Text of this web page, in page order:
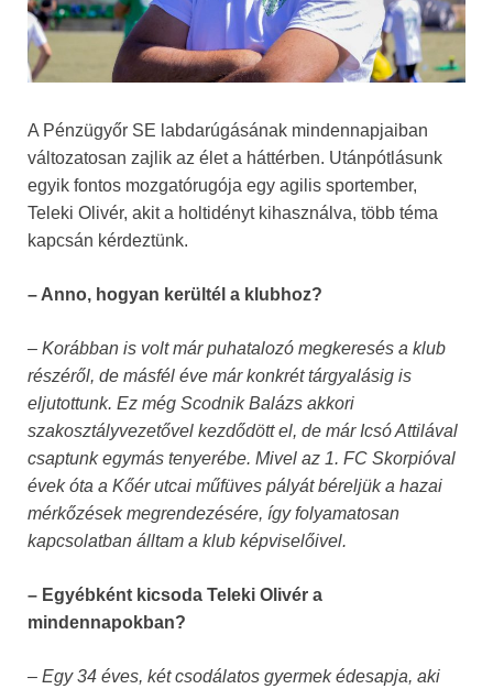
A Pénzügyőr SE labdarúgásának mindennapjaiban
változatosan zajlik az élet a háttérben. Utánpótlásunk
egyik fontos mozgatórugója egy agilis sportember,
Teleki Olivér, akit a holtidényt kihasználva, több téma
kapcsán kérdeztünk.
– Anno, hogyan kerültél a klubhoz?
– Korábban is volt már puhatalozó megkeresés a klub
részéről, de másfél éve már konkrét tárgyalásig is
eljutottunk. Ez még Scodnik Balázs akkori
szakosztályvezetővel kezdődött el, de már Icsó Attilával
csaptunk egymás tenyerébe. Mivel az 1. FC Skorpióval
évek óta a Kőér utcai műfüves pályát béreljük a hazai
mérkőzések megrendezésére, így folyamatosan
kapcsolatban álltam a klub képviselőivel.
– Egyébként kicsoda Teleki Olivér a
mindennapokban?
– Egy 34 éves, két csodálatos gyermek édesapja, aki